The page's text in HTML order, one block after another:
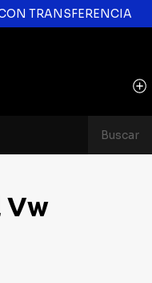
TRANSFERENCIA
Vw